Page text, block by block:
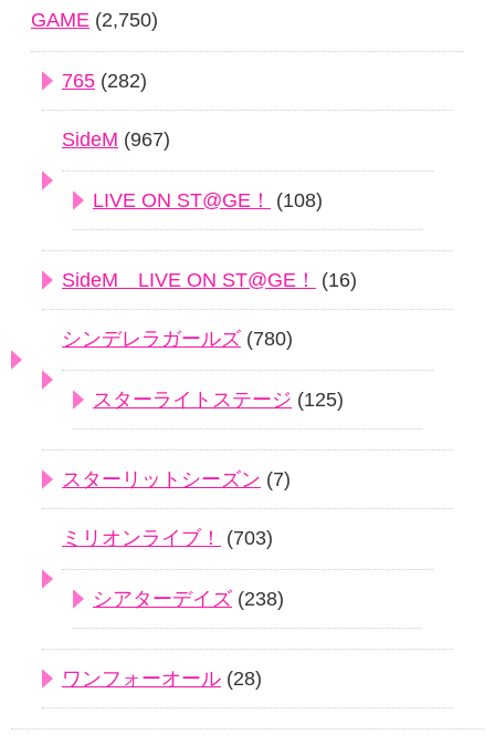
GAME (2,750)
765 (282)
SideM (967)
LIVE ON ST@GE！ (108)
SideM LIVE ON ST@GE！ (16)
シンデレラガールズ (780)
スターライトステージ (125)
スターリットシーズン (7)
ミリオンライブ！ (703)
シアターデイズ (238)
ワンフォーオール (28)